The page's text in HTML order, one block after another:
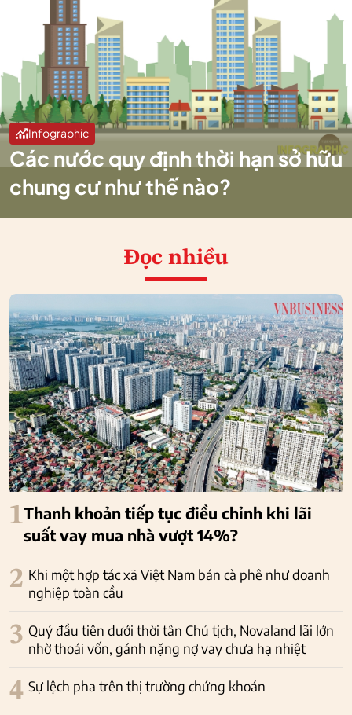
Infographic
Các nước quy định thời hạn sở hữu
chung cư như thế nào?
Đọc nhiều
1Thanh khoản tiếp tục điều chỉnh khi lãi
suất vay mua nhà vượt 14%?
2 Khi một hợp tác xã Việt Nam bán cà phê như doanh
nghiệp toàn cầu
3 Quý đầu tiên dưới thời tân Chủ tịch, Novaland lãi lớn
nhờ thoái vốn, gánh nặng nợ vay chưa hạ nhiệt
4 Sự lệch pha trên thị trường chứng khoán